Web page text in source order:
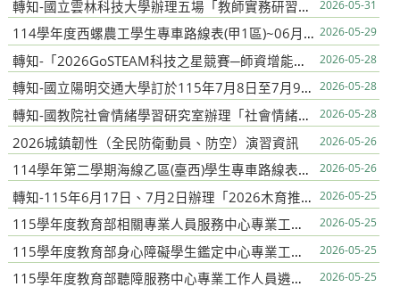
轉知-國立雲林科技大學辦理五場「教師實務研習課程-民生科技與循環經濟工作坊」 2026-05-31
114學年度西螺農工學生專車路線表(甲1區)~06月03日起行駛路線 2026-05-29
轉知-「2026GoSTEAM科技之星競賽─師資增能工作坊」資訊 2026-05-28
轉知-國立陽明交通大學訂於115年7月8日至7月9日辦理「E數位素養講師培訓工作坊—探索數位素養新篇章」活動 2026-05-28
轉知-國教院社會情緒學習研究室辦理「社會情緒學習研究室工作計畫一：種子教師培訓與擴散」-「第三屆BEST ME師資培訓之旅：社會情緒學習專題研討暨成果分享會」 2026-05-28
2026城鎮韌性（全民防衛動員、防空）演習資訊 2026-05-26
114學年第二學期海線乙區(臺西)學生專車路線表115/06/03(三)上學起調整 2026-05-26
轉知-115年6月17日、7月2日辦理「2026木育推動人員基礎知能培訓」共2場次 2026-05-25
115學年度教育部相關專業人員服務中心專業工作人員遴選 2026-05-25
115學年度教育部身心障礙學生鑑定中心專業工作人員遴選簡章 2026-05-25
115學年度教育部聽障服務中心專業工作人員遴選簡章 2026-05-25